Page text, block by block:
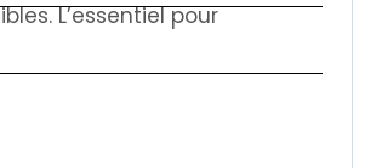
L’essentiel pour